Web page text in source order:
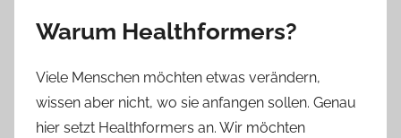
Warum Healthformers?
Viele Menschen möchten etwas verändern,
wissen aber nicht, wo sie anfangen sollen. Genau
hier setzt Healthformers an. Wir möchten